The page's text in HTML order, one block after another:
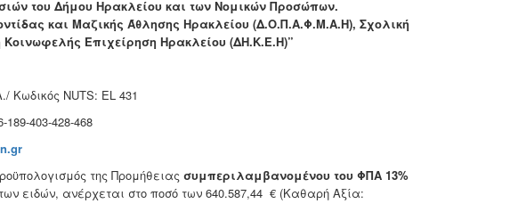
του Δήμου Ηρακλείου και των Νομικών Προσώπων.
και Μαζικής Άθλησης Ηρακλείου (Δ.Ο.Π.Α.Φ.Μ.Α.Η), Σχολική
Επιχείρηση Ηρακλείου (ΔΗ.Κ.Ε.Η)”
NUTS: EL 431
403-428-468
της Προμήθειας συμπεριλαμβανομένου του ΦΠΑ 13%
ειδών, ανέρχεται στο ποσό των 640.587,44 € (Καθαρή Αξία: